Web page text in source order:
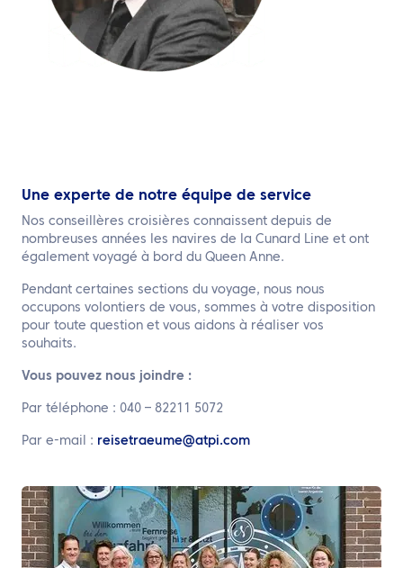
Une experte de notre équipe de service
Nos conseillères croisières connaissent depuis de
nombreuses années les navires de la Cunard Line et ont
également voyagé à bord du Queen Anne.
Pendant certaines sections du voyage, nous nous
occupons volontiers de vous, sommes à votre disposition
pour toute question et vous aidons à réaliser vos
souhaits.
Vous pouvez nous joindre :
Par téléphone : 040 – 82211 5072
Par e-mail : reisetraeume@atpi.com